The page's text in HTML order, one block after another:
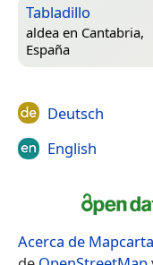
Tabladillo
aldea en Cantabria,
España
Deutsch
English
Acerca de Mapcarta